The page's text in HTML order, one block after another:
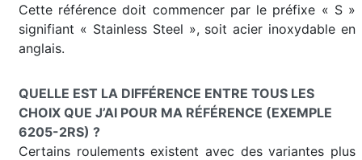
Cette référence doit commencer par le préfixe « S »
signifiant « Stainless Steel », soit acier inoxydable en
anglais.
QUELLE EST LA DIFFÉRENCE ENTRE TOUS LES
CHOIX QUE J’AI POUR MA RÉFÉRENCE (EXEMPLE
6205-2RS) ?
Certains roulements existent avec des variantes plus